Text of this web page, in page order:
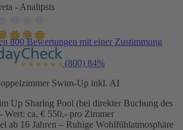
- Analipsis
800 Bewertungen mit einer Zustimmung
(800) 84%
Swim-Up inkl. AI
Up Sharing Pool (bei direkter Buchung des
ca. € 550,- pro Zimmer
ab 16 Jahren – Ruhige Wohlfühlatmosphäre